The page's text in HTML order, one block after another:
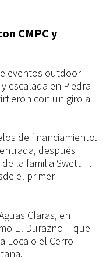
CMPC y
eventos outdoor
escalada en Piedra
con un giro a
de financiamiento.
después
la familia Swett—.
el primer
Claras, en
El Durazno —que
Loca o el Cerro